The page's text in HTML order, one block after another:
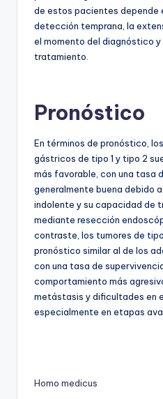
de estos pacientes depende
detección temprana, la
el momento del diagnóstico
tratamiento.
Pronóstico
En términos de pronóstico,
gástricos de tipo 1 y tipo 2
más favorable, con una tasa
generalmente buena debido
indolente y su capacidad de
mediante resección
contraste, los tumores de
pronóstico similar al de los
con una tasa de
comportamiento más
metástasis y dificultades en
especialmente en etapas
Homo medicus